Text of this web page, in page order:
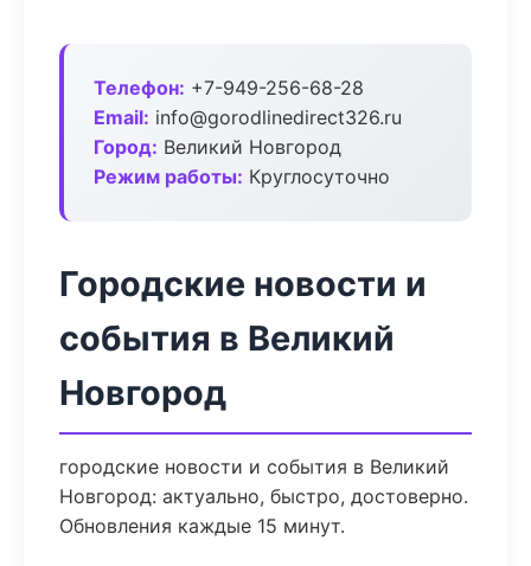
Телефон: +7-949-256-68-28
Email: info@gorodlinedirect326.ru
Город: Великий Новгород
Режим работы: Круглосуточно
Городские новости и
события в Великий
Новгород
городские новости и события в Великий
Новгород: актуально, быстро, достоверно.
Обновления каждые 15 минут.